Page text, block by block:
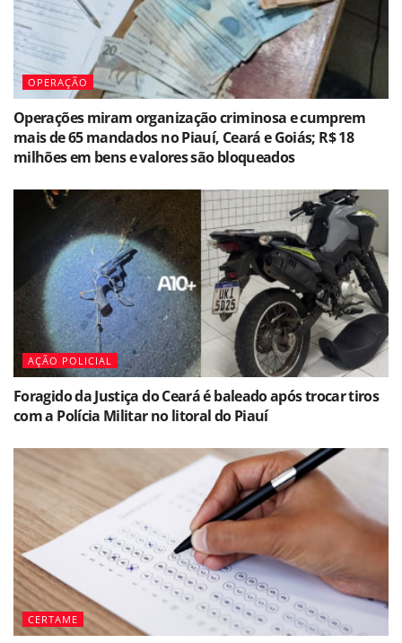
OPERAÇÃO
Operações miram organização criminosa e cumprem
mais de 65 mandados no Piauí, Ceará e Goiás; R$ 18
milhões em bens e valores são bloqueados
AÇÃO POLICIAL
Foragido da Justiça do Ceará é baleado após trocar tiros
com a Polícia Militar no litoral do Piauí
CERTAME